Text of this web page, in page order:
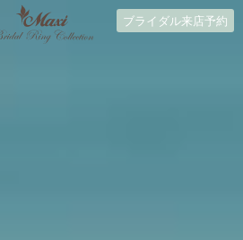
ブライダル来店予約